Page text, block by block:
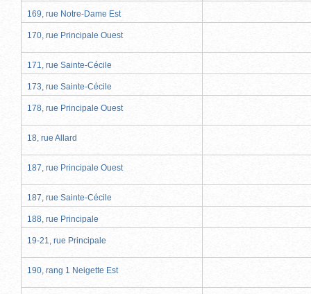
169, rue Notre-Dame Est
170, rue Principale Ouest
171, rue Sainte-Cécile
173, rue Sainte-Cécile
178, rue Principale Ouest
18, rue Allard
187, rue Principale Ouest
187, rue Sainte-Cécile
188, rue Principale
19-21, rue Principale
190, rang 1 Neigette Est